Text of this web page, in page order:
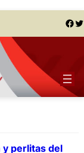
Facebook Twitter
y perlitas del